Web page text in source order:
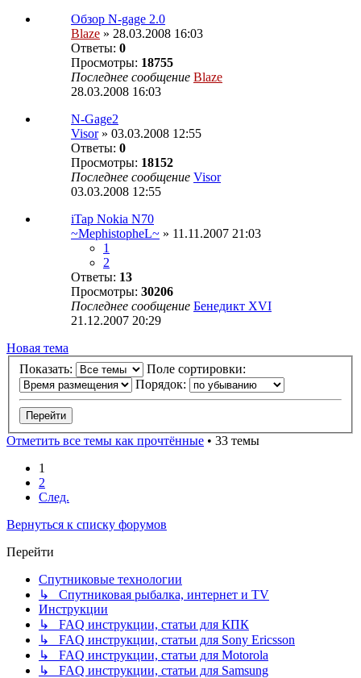
Обзор N-gage 2.0
Blaze » 28.03.2008 16:03
Ответы: 0
Просмотры: 18755
Последнее сообщение Blaze
28.03.2008 16:03
N-Gage2
Visor» 03.03.2008 12:55
Ответы: 0
Просмотры: 18152
Последнее сообщение Visor
03.03.2008 12:55
iTap Nokia N70
~MephistopheL~ » 11.11.2007 21:03
1
2
Ответы: 13
Просмотры: 30206
Последнее сообщение Бенедикт XVI
21.12.2007 20:29
Новая тема
Показать:
Поле сортировки:
Порядок:
Отметить все темы как прочтённые • 33 темы
1
2
След.
Вернуться к списку форумов
Перейти
Спутниковые технологии
↳ Спутниковая рыбалка, интернет и TV
Инструкции
↳ FAQ инструкции, статьи для КПК
↳ FAQ инструкции, статьи для Sony Ericsson
↳ FAQ инструкции, статьи для Motorola
↳ FAQ инструкции, статьи для Samsung